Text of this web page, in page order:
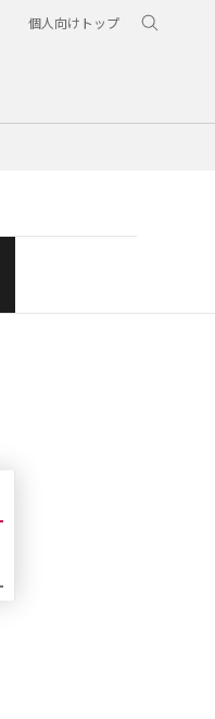
個人向けトップ